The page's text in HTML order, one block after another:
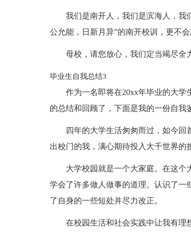
我们是南开人，我们是滨海人，我
公允能，日新月异”的南开校训，更不
母校，请您放心，我们定当竭尽全
毕业生自我总结3
作为一名即将在20xx年毕业的大
的总结和回顾了，下面是我的一份自我
四年的大学生活匆匆而过，如今
出校门的我，满心期待投入大千世界的
大学校园就是一个大家庭。在这个
学会了许多做人做事的道理。认识了
了自身的一些短处并尽力改正。
在校园生活和社会实践中让我有理